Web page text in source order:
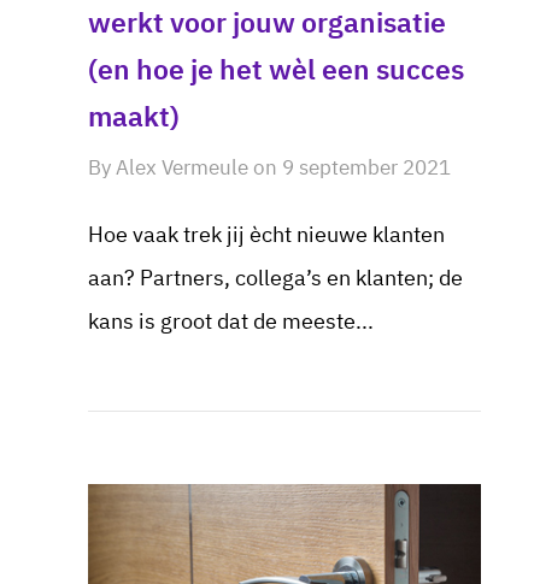
werkt voor jouw organisatie
(en hoe je het wèl een succes
maakt)
ByAlex Vermeule on 9 september 2021
Hoe vaak trek jij ècht nieuwe klanten
aan? Partners, collega’s en klanten; de
kans is groot dat de meeste...